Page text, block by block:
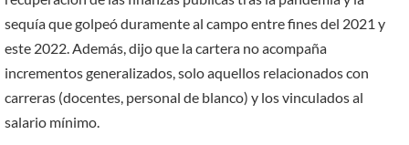
sequía que golpeó duramente al campo entre fines del 2021 y
este 2022. Además, dijo que la cartera no acompaña
incrementos generalizados, solo aquellos relacionados con
carreras (docentes, personal de blanco) y los vinculados al
salario mínimo.